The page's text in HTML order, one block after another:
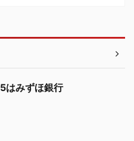
みずほ銀行